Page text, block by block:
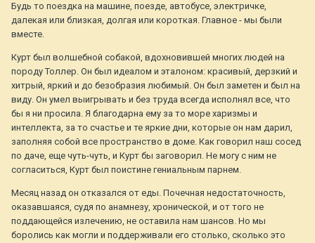
Будь то поездка на машине, поезде, автобусе, электричке,
далекая или близкая, долгая или короткая. Главное - мы были
вместе.
Курт был волшебной собакой, вдохновившей многих людей на
породу Толлер. Он был идеалом и эталоном: красивый, дерзкий и
хитрый, яркий и до безобразия любимый. Он был заметен и был на
виду. Он умел выигрывать и без труда всегда исполнял все, что
бы я ни просила. Я благодарна ему за то море харизмы и
интеллекта, за то счастье и те яркие дни, которые он нам дарил,
заполняя собой все пространство в доме. Как говорил наш сосед
по даче, еще чуть-чуть, и Курт бы заговорил. Не могу с ним не
согласиться, Курт был поистине гениальным парнем.
Месяц назад он отказался от еды. Почечная недостаточность,
оказавшаяся, судя по анамнезу, хронической, и от того не
поддающейся излечению, не оставила нам шансов. Но мы
боролись как могли и поддерживали его столько, сколько это